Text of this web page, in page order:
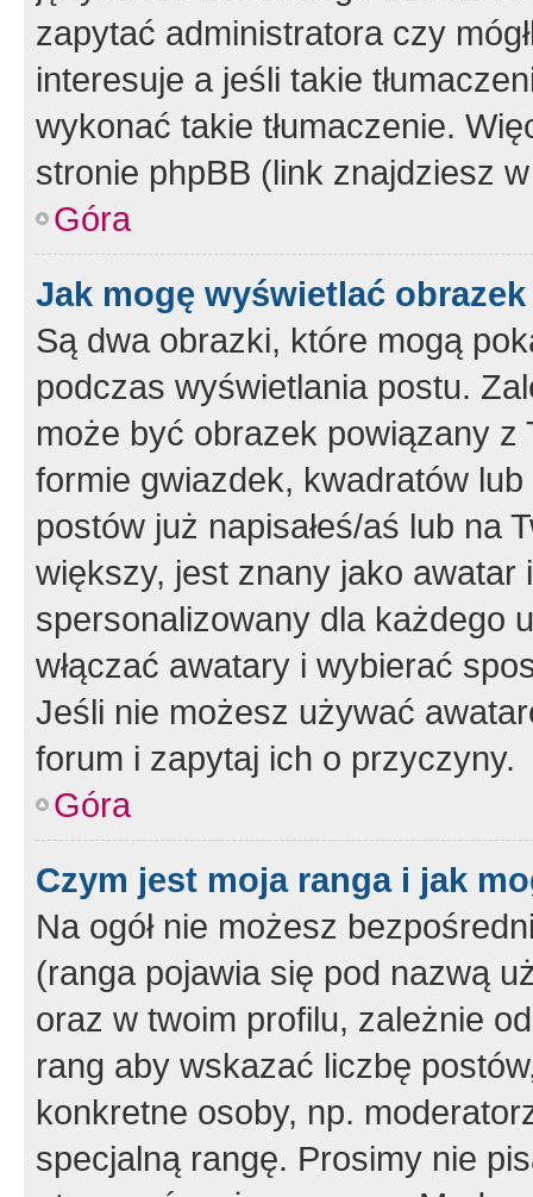
zapytać administratora czy
interesuje a jeśli takie
wykonać takie tłumaczenie.
stronie phpBB (link znajdziesz
Góra
Jak mogę wyświetlać
Są dwa obrazki, które mogą
podczas wyświetlania postu.
może być obrazek powiązany z
formie gwiazdek, kwadratów
postów już napisałeś/aś lub na
większy, jest znany jako
spersonalizowany dla każdego
włączać awatary i wybierać
Jeśli nie możesz używać
forum i zapytaj ich o przyczyny.
Góra
Czym jest moja ranga i jak
Na ogół nie możesz
(ranga pojawia się pod nazwą
oraz w twoim profilu, zależnie
rang aby wskazać liczbę
konkretne osoby, np.
specjalną rangę. Prosimy nie